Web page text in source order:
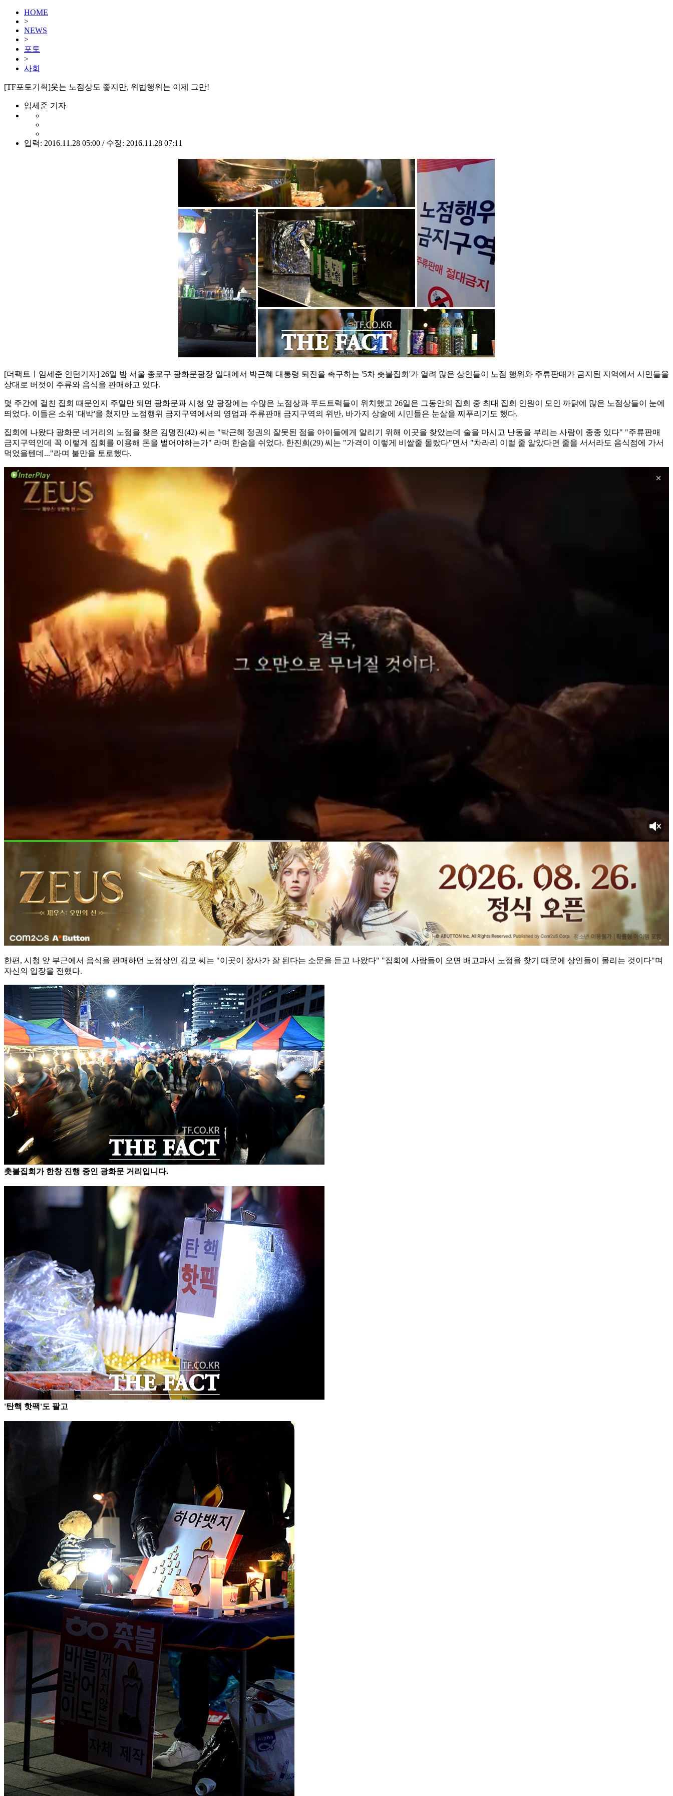
HOME
>
NEWS
>
포토
>
사회
[TF포토기획]웃는 노점상도 좋지만, 위법행위는 이제 그만!
임세준 기자
입력: 2016.11.28 05:00 / 수정: 2016.11.28 07:11
[더팩트ㅣ임세준 인턴기자] 26일 밤 서울 종로구 광화문광장 일대에서 박근혜 대통령 퇴진을 촉구하는 '5차 촛불집회'가 열려 많은 상인들이 노점 행위와 주류판매가 금지된 지역에서 시민들을
상대로 버젓이 주류와 음식을 판매하고 있다.
몇 주간에 걸친 집회 때문인지 주말만 되면 광화문과 시청 앞 광장에는 수많은 노점상과 푸드트럭들이 위치했고 26일은 그동안의 집회 중 최대 집회 인원이 모인 까닭에 많은 노점상들이 눈에
띄었다. 이들은 소위 '대박'을 쳤지만 노점행위 금지구역에서의 영업과 주류판매 금지구역의 위반, 바가지 상술에 시민들은 눈살을 찌푸리기도 했다.
집회에 나왔다 광화문 네거리의 노점을 찾은 김명진(42) 씨는 "박근혜 정권의 잘못된 점을 아이들에게 알리기 위해 이곳을 찾았는데 술을 마시고 난동을 부리는 사람이 종종 있다" "주류판매
금지구역인데 꼭 이렇게 집회를 이용해 돈을 벌어야하는가" 라며 한숨을 쉬었다. 한진희(29) 씨는 "가격이 이렇게 비쌀줄 몰랐다"면서 "차라리 이럴 줄 알았다면 줄을 서서라도 음식점에 가서
먹었을텐데..."라며 불만을 토로했다.
한편, 시청 앞 부근에서 음식을 판매하던 노점상인 김모 씨는 "이곳이 장사가 잘 된다는 소문을 듣고 나왔다" "집회에 사람들이 오면 배고파서 노점을 찾기 때문에 상인들이 몰리는 것이다"며
자신의 입장을 전했다.
촛불집회가 한창 진행 중인 광화문 거리입니다.
'탄핵 핫팩'도 팔고